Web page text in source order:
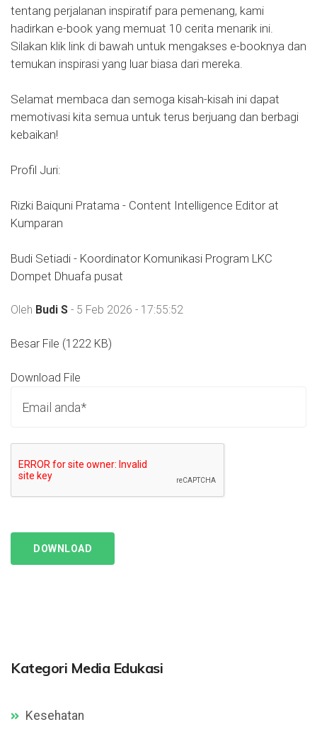
tentang perjalanan inspiratif para pemenang, kami
hadirkan e-book yang memuat 10 cerita menarik ini.
Silakan klik link di bawah untuk mengakses e-booknya dan
temukan inspirasi yang luar biasa dari mereka.
Selamat membaca dan semoga kisah-kisah ini dapat
memotivasi kita semua untuk terus berjuang dan berbagi
kebaikan!
Profil Juri:
Rizki Baiquni Pratama - Content Intelligence Editor at
Kumparan
Budi Setiadi - Koordinator Komunikasi Program LKC
Dompet Dhuafa pusat
Oleh Budi S - 5 Feb 2026 - 17:55:52
Besar File (1222 KB)
Download File
DOWNLOAD
Kategori Media Edukasi
Kesehatan